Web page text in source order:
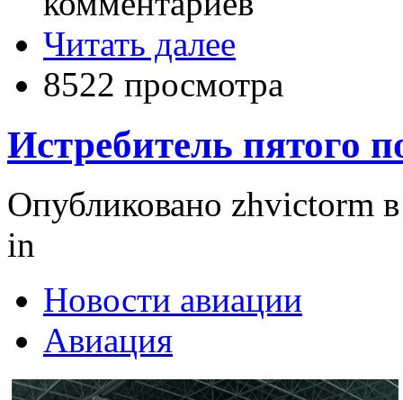
Читать далее
8522 просмотра
Истребитель пятого
Опубликовано zhvictorm
in
Новости авиации
Авиация